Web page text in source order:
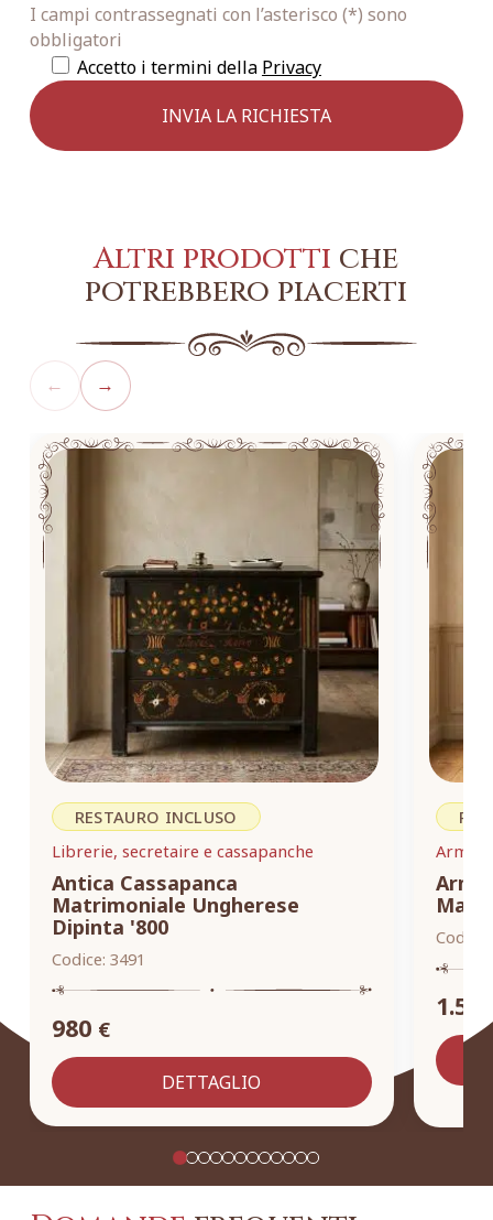
I campi contrassegnati con l’asterisco (*) sono
obbligatori
Accetto i termini della Privacy
Altri prodotti che
potrebbero piacerti
← →
RESTAURO INCLUSO
Librerie, secretaire e cassapanche
Antica Cassapanca
Matrimoniale Ungherese
Dipinta '800
Codice: 3491
980 €
DETTAGLIO
Codice: